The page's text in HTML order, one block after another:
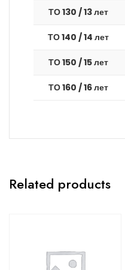
ТО 130 / 13 лет
ТО 140 / 14 лет
ТО 150 / 15 лет
ТО 160 / 16 лет
Related products